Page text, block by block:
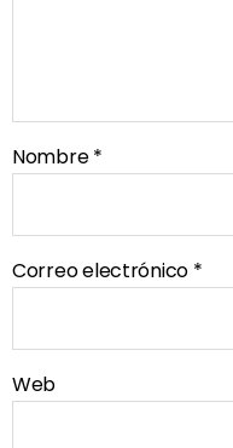
Nombre*
Correo electrónico *
Web